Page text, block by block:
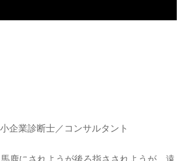
企業診断士／コンサルタント